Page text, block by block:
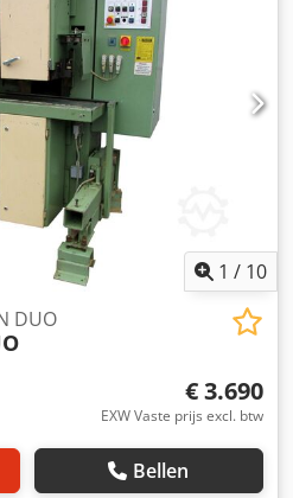
1 / 10
DUO
€ 3.690
EXW Vaste prijs excl. btw
Bellen